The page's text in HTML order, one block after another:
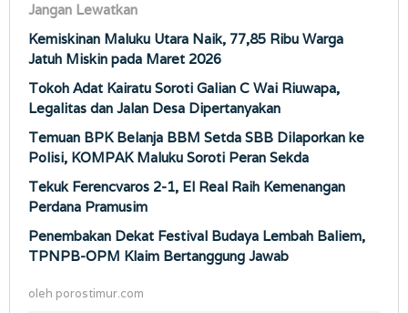
Jangan Lewatkan
Kemiskinan Maluku Utara Naik, 77,85 Ribu Warga
Jatuh Miskin pada Maret 2026
Tokoh Adat Kairatu Soroti Galian C Wai Riuwapa,
Legalitas dan Jalan Desa Dipertanyakan
Temuan BPK Belanja BBM Setda SBB Dilaporkan ke
Polisi, KOMPAK Maluku Soroti Peran Sekda
Tekuk Ferencvaros 2-1, El Real Raih Kemenangan
Perdana Pramusim
Penembakan Dekat Festival Budaya Lembah Baliem,
TPNPB-OPM Klaim Bertanggung Jawab
oleh porostimur.com